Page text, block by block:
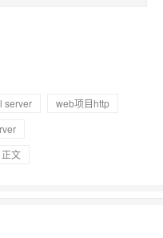
server
web项目http
正文